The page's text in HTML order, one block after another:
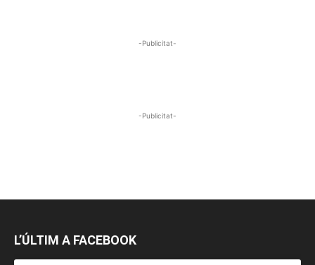
-Publicitat-
-Publicitat-
L’ÚLTIM A FACEBOOK